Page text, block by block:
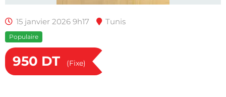
15 janvier 2026 9h17 Tunis
Populaire
950 DT (Fixe)